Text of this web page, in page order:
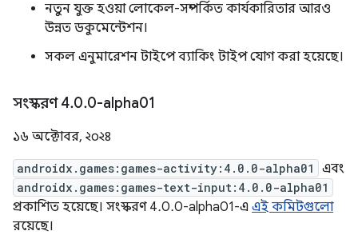
নতুন যুক্ত হওয়া লোকেল-সম্পর্কিত কার্যকারিতার আরও
উন্নত ডকুমেন্টেশন।
সকল এনুমারেশন টাইপে ব্যাকিং টাইপ যোগ করা হয়েছে।
সংস্করণ 4.0.0-alpha01
১৬ অক্টোবর, ২০২৪
androidx.games:games-activity:4.0.0-alpha01 এবং
androidx.games:games-text-input:4.0.0-alpha01
প্রকাশিত হয়েছে। সংস্করণ 4.0.0-alpha01-এ এই কমিটগুলো
রয়েছে।